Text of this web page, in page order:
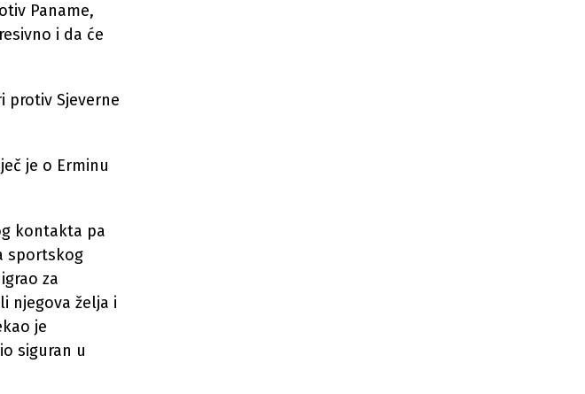
Paname,
i da će
protiv Sjeverne
je o Erminu
kontakta pa
sportskog
za
njegova želja i
je
siguran u